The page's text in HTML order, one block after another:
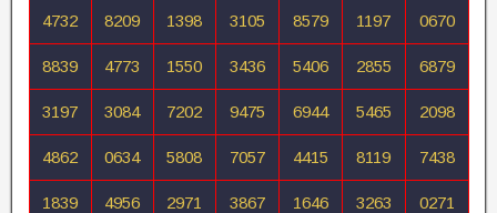
4732 8209 1398 3105 8579 1197 0670
8839 4773 1550 3436 5406 2855 6879
3197 3084 7202 9475 6944 5465 2098
4862 0634 5808 7057 4415 8119 7438
1839 4956 2971 3867 1646 3263 0271